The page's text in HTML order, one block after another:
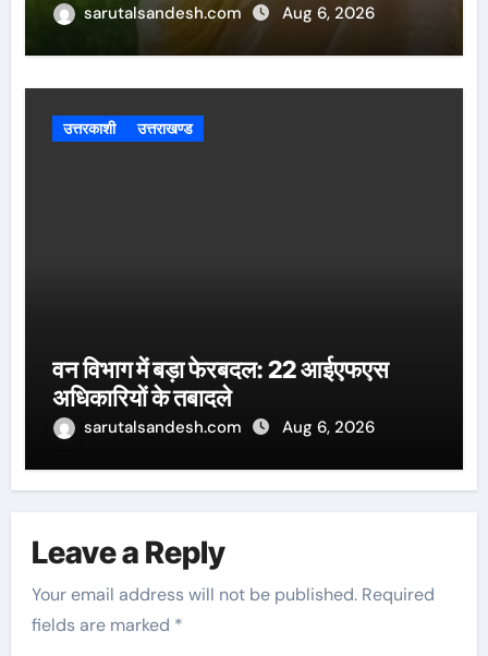
sarutalsandesh.com Aug 6, 2026
उत्तरकाशी उत्तराखण्ड
वन विभाग में बड़ा फेरबदल: 22 आईएफएस
अधिकारियों के तबादले
sarutalsandesh.com Aug 6, 2026
Leave a Reply
Your email address will not be published. Required
fields are marked *